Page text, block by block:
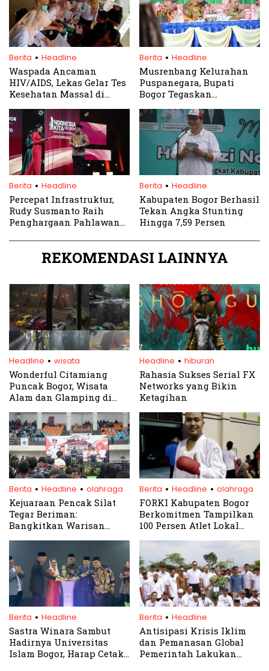
Berita . Headline
Waspada Ancaman
HIV/AIDS, Lekas Gelar Tes
Kesehatan Massal di
Berita . Headline
Musrenbang Kelurahan
Puspanegara, Bupati
Bogor Tegaskan
Kebutuhan Warga
Berita . Headline
Percepat Infrastruktur,
Rudy Susmanto Raih
Penghargaan Pahlawan
Kita Awards 2025
Berita . Headline
Kabupaten Bogor Berhasil
Tekan Angka Stunting
Hingga 7,59 Persen
REKOMENDASI LAINNYA
Headline . wisata
Wonderful Citamiang
Puncak Bogor, Wisata
Alam dan Glamping di
Headline . hiburan
Rahasia Sukses Serial FX
Networks yang Bikin
Ketagihan
Berita . Headline . olahraga
Kejuaraan Pencak Silat
Tegar Beriman:
Bangkitkan Warisan
Berita . Headline . olahraga
FORKI Kabupaten Bogor
Berkomitmen Tampilkan
100 Persen Atlet Lokal
Berita . Headline
Sastra Winara Sambut
Hadirnya Universitas
Islam Bogor, Harap Cetak
Berita . Headline
Antisipasi Krisis Iklim
dan Pemanasan Global
Pemerintah Lakukan